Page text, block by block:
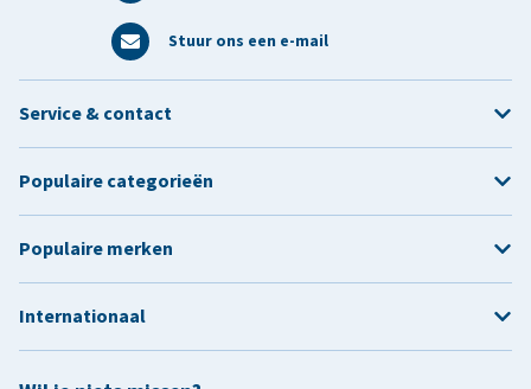
Stuur ons een e-mail
Service & contact
Populaire categorieën
Populaire merken
Internationaal